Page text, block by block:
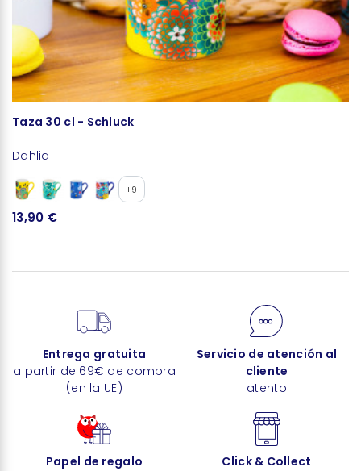
Taza 30 cl - Schluck
Dahlia
+9
13,90 €
Entrega gratuita
a partir de 69€ de compra
(en la UE)
Servicio de atención al
cliente
atento
Papel de regalo
Click & Collect